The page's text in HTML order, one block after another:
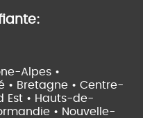
Alpes •
• Bretagne • Centre-
Est • Hauts-de-
• Nouvelle-